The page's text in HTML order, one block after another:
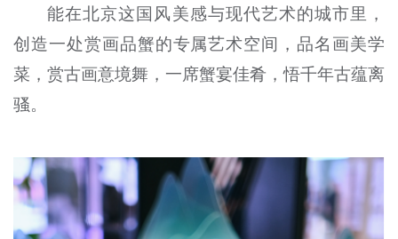
能在北京这国风美感与现代艺术的城市里，
创造一处赏画品蟹的专属艺术空间，品名画美学
菜，赏古画意境舞，一席蟹宴佳肴，悟千年古蕴离
骚。